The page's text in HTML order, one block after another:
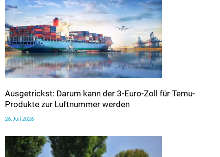
Ausgetrickst: Darum kann der 3-Euro-Zoll für Temu-
Produkte zur Luftnummer werden
26. Juli 2026